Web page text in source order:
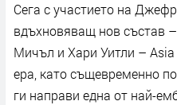
Сега с участието на
вдъхновяващ нов състав
Мичъл и Хари Уитли – Asia
ера, като същевременно
ги направи една от най-